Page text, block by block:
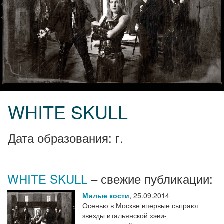
WHITE SKULL
Дата образования: г.
WHITE SKULL – свежие публикации:
Милые кости, 25.09.2014
Осенью в Москве впервые сыграют
звезды итальянской хэви-